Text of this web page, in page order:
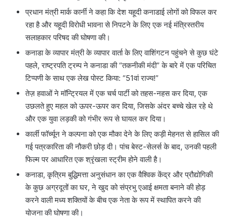
प्रधान मंत्री मार्क कार्नी ने कहा कि देश यहूदी कनाडाई लोगों को विफल कर
रहा है और यहूदी विरोधी भावना से निपटने के लिए एक नई मंत्रिस्तरीय
सलाहकार परिषद की घोषणा की।
कनाडा के व्यापार मंत्री के व्यापार वार्ता के लिए वाशिंगटन पहुंचने से कुछ घंटे
पहले, राष्ट्रपति ट्रम्प ने कनाडा की “तकनीकी मंदी” के बारे में एक परिचित
टिप्पणी के साथ एक लेख पोस्ट किया: “51वां राज्य!”
तेज़ हवाओं ने मॉन्ट्रियल में एक चर्च पार्टी को तहस-नहस कर दिया, एक
उछलते हुए महल को ऊपर-ऊपर कर दिया, जिसके अंदर बच्चे खेल रहे थे
और एक युवा लड़की को गंभीर रूप से घायल कर दिया।
कार्ली फॉर्च्यून ने कल्पना को एक मौका देने के लिए कड़ी मेहनत से हासिल की
गई पत्रकारिता की नौकरी छोड़ दी। पांच बेस्ट-सेलर्स के बाद, उनकी पहली
फिल्म पर आधारित एक श्रृंखला स्ट्रीम होने वाली है।
कनाडा, कृत्रिम बुद्धिमत्ता अनुसंधान का एक वैश्विक केंद्र और प्रौद्योगिकी
के कुछ अग्रदूतों का घर, ने खुद को संप्रभु एआई क्षमता बनाने की होड़
करने वाली मध्य शक्तियों के बीच एक नेता के रूप में स्थापित करने की
योजना की घोषणा की।